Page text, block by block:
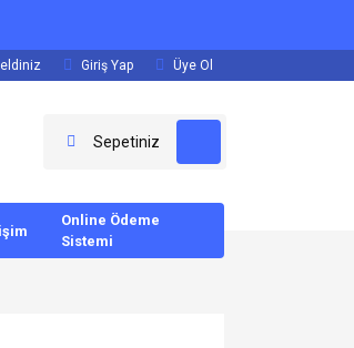
Giriş Yap Üye Ol
Sepetiniz
Online Ödeme
Sistemi